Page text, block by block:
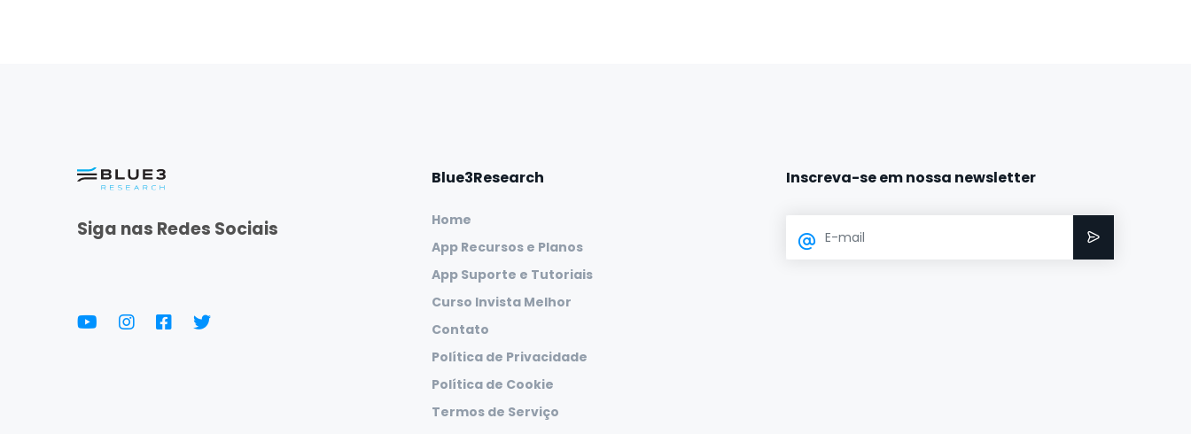
Siga nas Redes Sociais
Blue3Research
Home
App Recursos e Planos
App Suporte e Tutoriais
Curso Invista Melhor
Contato
Política de Privacidade
Política de Cookie
Termos de Serviço
Inscreva-se em nossa newsletter